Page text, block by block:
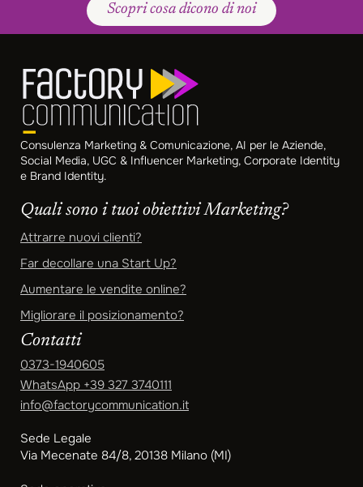
Scopri cosa dicono di noi
Consulenza Marketing & Comunicazione, AI per le Aziende,
Social Media, UGC & Influencer Marketing, Corporate Identity
e Brand Identity.
Quali sono i tuoi obiettivi Marketing?
Attrarre nuovi clienti?
Far decollare una Start Up?
Aumentare le vendite online?
Migliorare il posizionamento?
Contatti
0373-1940605
WhatsApp +39 327 3740111
info@factorycommunication.it
Sede Legale
Via Mecenate 84/8, 20138 Milano (MI)